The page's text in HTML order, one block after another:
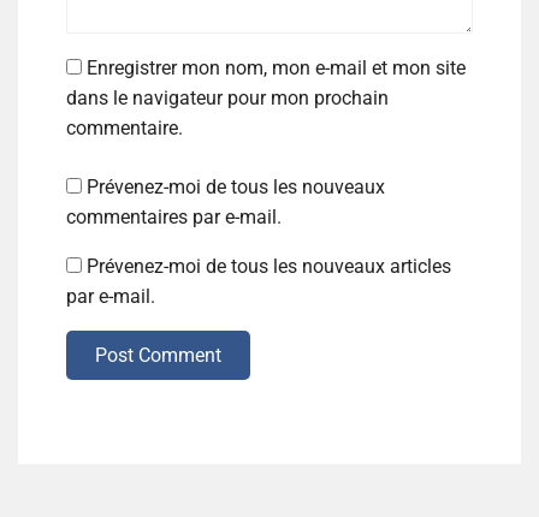
Enregistrer mon nom, mon e-mail et mon site
dans le navigateur pour mon prochain
commentaire.
Prévenez-moi de tous les nouveaux
commentaires par e-mail.
Prévenez-moi de tous les nouveaux articles
par e-mail.
Post Comment